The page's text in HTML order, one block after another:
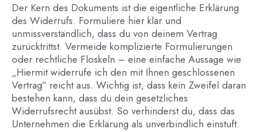
Der Kern des Dokuments ist die eigentliche Erklärung
des Widerrufs. Formuliere hier klar und
unmissverständlich, dass du von deinem Vertrag
zurücktrittst. Vermeide komplizierte Formulierungen
oder rechtliche Floskeln – eine einfache Aussage wie
„Hiermit widerrufe ich den mit Ihnen geschlossenen
Vertrag“ reicht aus. Wichtig ist, dass kein Zweifel daran
bestehen kann, dass du dein gesetzliches
Widerrufsrecht ausübst. So verhinderst du, dass das
Unternehmen die Erklärung als unverbindlich einstuft.